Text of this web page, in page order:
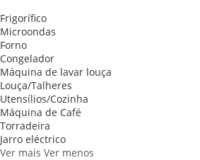
Frigorífico
Microondas
Forno
Congelador
Máquina de lavar louça
Louça/Talheres
Utensílios/Cozinha
Máquina de Café
Torradeira
Jarro eléctrico
Ver mais Ver menos